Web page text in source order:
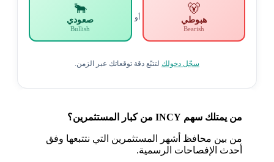
🐻
هبوطي
Bearish
أو
🐂
صعودي
Bullish
سجّل دخولكلتتبّع دقة توقعاتك عبر الزمن.
من يمتلك سهم INCY من كبار المستثمرين؟
من بين محافظ أشهر المستثمرين التي نتتبعها وفق
أحدث الإفصاحات الرسمية.